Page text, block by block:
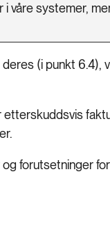
i våre systemer,
(i punkt
forutsetninger